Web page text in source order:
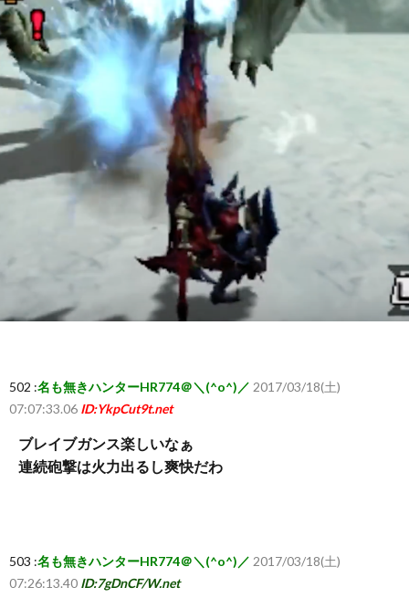
RSS
一
502 :名も無きハンターHR774＠＼(^o^)／ 2017/03/18(土)
07:07:33.06 ID:YkpCut9t.net
ブレイブガンス楽しいなぁ
連続砲撃は火力出るし爽快だわ
503 :名も無きハンターHR774＠＼(^o^)／ 2017/03/18(土)
07:26:13.40 ID:7gDnCF/W.net